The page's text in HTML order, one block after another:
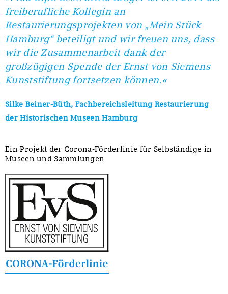
freiberufliche Kollegin an
Restaurierungsprojekten von „Mein Stück
Hamburg“ beteiligt und wir freuen uns, dass
wir die Zusammenarbeit dank der
großzügigen Spende der Ernst von Siemens
Kunststiftung fortsetzen können.«
Silke Beiner-Büth, Fachbereichsleitung Restaurierung
der Historischen Museen Hamburg
Ein Projekt der Corona-Förderlinie für Selbständige in
Museen und Sammlungen